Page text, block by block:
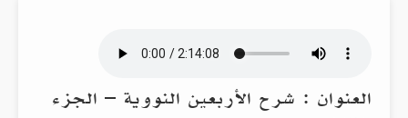
العنوان : شرح الأربعين النووية – الجزء